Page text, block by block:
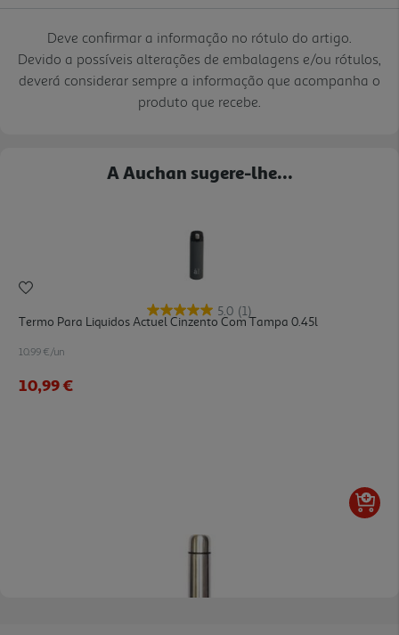
Deve confirmar a informação no rótulo do artigo.
Devido a possíveis alterações de embalagens e/ou rótulos,
deverá considerar sempre a informação que acompanha o
produto que recebe.
A Auchan sugere-lhe...
5.0 (1)
Termo Para Liquidos Actuel Cinzento Com Tampa 0.45l
10.99 €/un
10,99 €